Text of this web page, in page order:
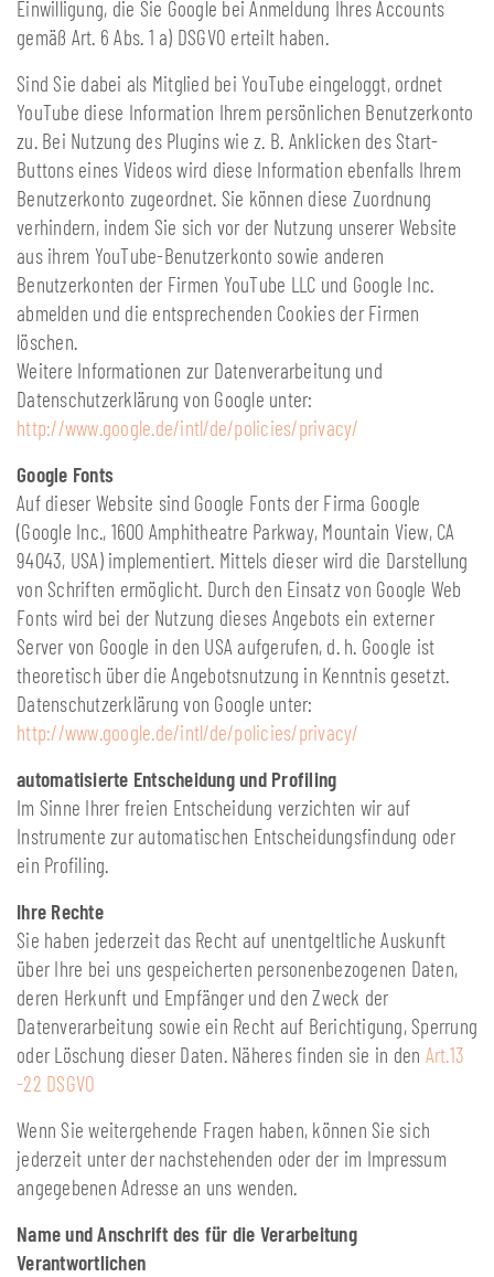
Einwilligung, die Sie Google bei Anmeldung Ihres Accounts
gemäß Art. 6 Abs. 1 a) DSGVO erteilt haben.
Sind Sie dabei als Mitglied bei YouTube eingeloggt, ordnet
YouTube diese Information Ihrem persönlichen Benutzerkonto
zu. Bei Nutzung des Plugins wie z. B. Anklicken des Start-
Buttons eines Videos wird diese Information ebenfalls Ihrem
Benutzerkonto zugeordnet. Sie können diese Zuordnung
verhindern, indem Sie sich vor der Nutzung unserer Website
aus ihrem YouTube-Benutzerkonto sowie anderen
Benutzerkonten der Firmen YouTube LLC und Google Inc.
abmelden und die entsprechenden Cookies der Firmen
löschen.
Weitere Informationen zur Datenverarbeitung und
Datenschutzerklärung von Google unter:
http://www.google.de/intl/de/policies/privacy/
Google Fonts
Auf dieser Website sind Google Fonts der Firma Google
(Google Inc., 1600 Amphitheatre Parkway, Mountain View, CA
94043, USA) implementiert. Mittels dieser wird die Darstellung
von Schriften ermöglicht. Durch den Einsatz von Google Web
Fonts wird bei der Nutzung dieses Angebots ein externer
Server von Google in den USA aufgerufen, d. h. Google ist
theoretisch über die Angebotsnutzung in Kenntnis gesetzt.
Datenschutzerklärung von Google unter:
http://www.google.de/intl/de/policies/privacy/
automatisierte Entscheidung und Profiling
Im Sinne Ihrer freien Entscheidung verzichten wir auf
Instrumente zur automatischen Entscheidungsfindung oder
ein Profiling.
Ihre Rechte
Sie haben jederzeit das Recht auf unentgeltliche Auskunft
über Ihre bei uns gespeicherten personenbezogenen Daten,
deren Herkunft und Empfänger und den Zweck der
Datenverarbeitung sowie ein Recht auf Berichtigung, Sperrung
oder Löschung dieser Daten. Näheres finden sie in den Art.13
-22 DSGVO
Wenn Sie weitergehende Fragen haben, können Sie sich
jederzeit unter der nachstehenden oder der im Impressum
angegebenen Adresse an uns wenden.
Name und Anschrift des für die Verarbeitung
Verantwortlichen